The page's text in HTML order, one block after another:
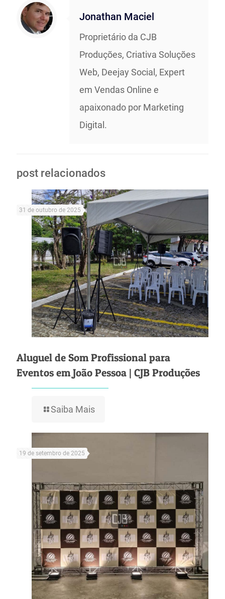
Jonathan Maciel
Proprietário da CJB
Produções, Criativa Soluções
Web, Deejay Social, Expert
em Vendas Online e
apaixonado por Marketing
Digital.
post relacionados
31 de outubro de 2025
Aluguel de Som Profissional para
Eventos em João Pessoa | CJB Produções
Saiba Mais
19 de setembro de 2025